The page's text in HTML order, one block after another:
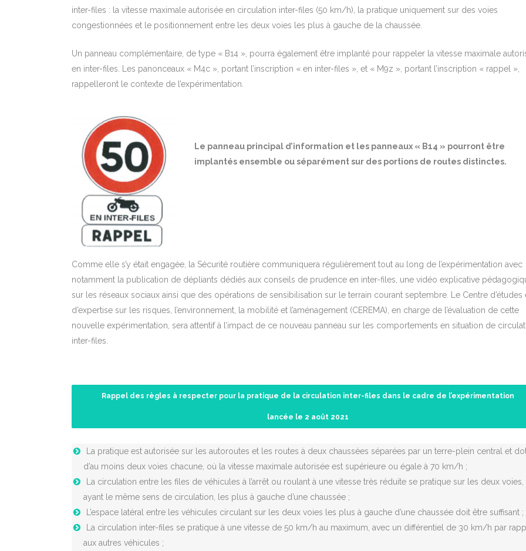
inter-files : la vitesse maximale autorisée en circulation inter-files (50 km/h), la pratique uniquement sur des voies
congestionnées et le positionnement entre les deux voies les plus à gauche de la chaussée.
Un panneau complémentaire, de type « B14 », pourra également être implanté pour rappeler la vitesse maximale
en inter-files. Les panonceaux « M4c », portant l’inscription « en inter-files », et « M9z », portant l’inscription « rappel »,
rappelleront le contexte de l’expérimentation.
Le panneau principal d’information et les panneaux « B14 » pourront être
implantés ensemble ou séparément sur des portions de routes distinctes.
Comme elle s’y était engagée, la Sécurité routière communiquera régulièrement tout au long de l’expérimentation avec
notamment la publication de dépliants dédiés aux conseils de prudence en inter-files, une vidéo explicative
sur les réseaux sociaux ainsi que des opérations de sensibilisation sur le terrain courant septembre. Le Centre d’études
d’expertise sur les risques, l’environnement, la mobilité et l’aménagement (CEREMA), en charge de l’évaluation de cette
nouvelle expérimentation, sera attentif à l’impact de ce nouveau panneau sur les comportements en situation de
inter-files.
Rappel des règles à respecter pour la pratique de la circulation inter-files dans le cadre de l’expérimentation
lancée le 2 août 2021
La pratique est autorisée sur les autoroutes et les routes à deux chaussées séparées par un terre-plein central et
d’au moins deux voies chacune, où la vitesse maximale autorisée est supérieure ou égale à 70 km/h ;
La circulation entre les files de véhicules à l’arrêt ou roulant à une vitesse très réduite se pratique sur les deux voies,
ayant le même sens de circulation, les plus à gauche d’une chaussée ;
L’espace latéral entre les véhicules circulant sur les deux voies les plus à gauche d’une chaussée doit être suffisant ;
La circulation inter-files se pratique à une vitesse de 50 km/h au maximum, avec un différentiel de 30 km/h par
aux autres véhicules ;